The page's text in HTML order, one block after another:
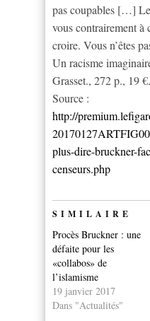
pas coupables […] Le
vous contrairement à
croire. Vous n’êtes
Un racisme
Grasset., 272 p., 19
Source :
http://
plus-dire-bruckner-
censeurs.php
SIMILAIRE
Procès Bruckner : une
défaite pour les
«collabos» de
l’islamisme
19 janvier 2017
Dans "Actualités"